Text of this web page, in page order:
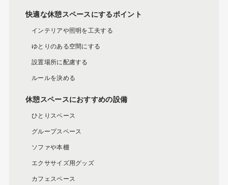
快適な休憩スペースにするポイント
インテリアや照明を工夫する
ゆとりのある空間にする
設置場所に配慮する
ルールを決める
休憩スペースにおすすめの設備
ひとりスペース
グループスペース
ソファや本棚
エクササイズ用グッズ
カフェスペース